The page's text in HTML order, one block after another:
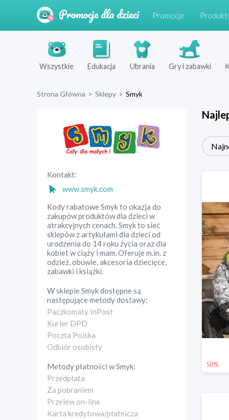
Promocje
Wszystkie Edukacja Ubrania Gry i zabawki
Strona Główna > Sklepy > Smyk
Kontakt:
www.smyk.com
Kody rabatowe Smyk to okazja do
zakupów produktów dla dzieci w
atrakcyjnych cenach. Smyk to sieć
sklepów z artykułami dla dzieci od
urodzenia do 14 roku życia oraz dla
kobiet w ciąży i mam. Oferuje m.in. z
odzież, obuwie, akcesoria dziecięce,
zabawki i książki.
W sklepieSmykdostępne są
następujące metody dostawy:
Paczkomaty InPost
Kurier DPD
Poczta Polska
Odbiór osobisty
Metody płatności wSmyk:
Przedpłata
Za pobraniem
Przelew on-line
Karta kredytowa/płatnicza
50%